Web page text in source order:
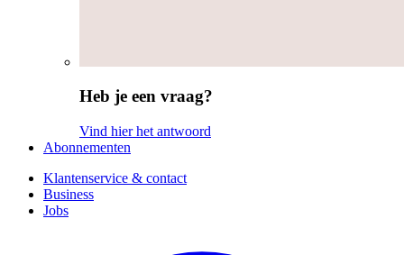
Heb je een vraag?
Vind hier het antwoord
Abonnementen
Klantenservice & contact
Business
Jobs